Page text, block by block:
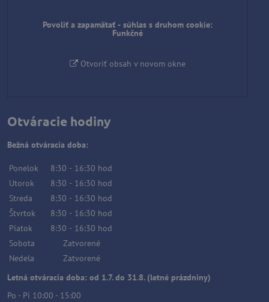
Povoliť a zapamätať - súhlas s druhom cookie:
Funkčné
Otvoriť obsah v novom okne
Otváracie hodiny
Bežná otváracia doba:
Ponelok 8:30 - 16:30 hod
Utorok
8:30 - 16:30 hod
Streda
8:30 - 16:30 hod
Štvrtok
8:30 - 16:30 hod
Piatok
8:30 - 16:30 hod
Sobota
Zatvorené
Nedela
Zatvorené
Letná otváracia doba: od 1.7. do 31.8. (letné prázdniny)
Po - Pi 10:00 - 15:00